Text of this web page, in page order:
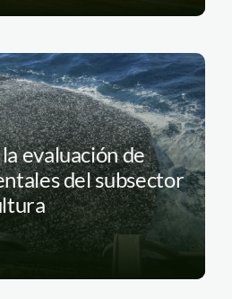
evaluación de
del subsector